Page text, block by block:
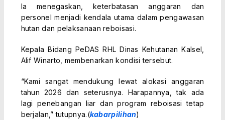
Ia menegaskan, keterbatasan anggaran dan
personel menjadi kendala utama dalam pengawasan
hutan dan pelaksanaan reboisasi.
Kepala Bidang PeDAS RHL Dinas Kehutanan Kalsel,
Alif Winarto, membenarkan kondisi tersebut.
“Kami sangat mendukung lewat alokasi anggaran
tahun 2026 dan seterusnya. Harapannya, tak ada
lagi penebangan liar dan program reboisasi tetap
berjalan,” tutupnya.(kabarpilihan)